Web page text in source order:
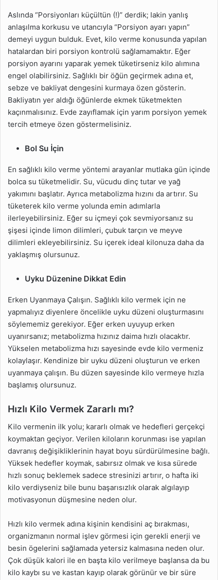
Aslında “Porsiyonları küçültün (!)” derdik; lakin yanlış
anlaşılma korkusu ve utancıyla “Porsiyon ayarı yapın”
demeyi uygun bulduk. Evet, kilo verme konusunda yapılan
hatalardan biri porsiyon kontrolü sağlamamaktır. Eğer
porsiyon ayarını yaparak yemek tüketirseniz kilo alımına
engel olabilirsiniz. Sağlıklı bir öğün geçirmek adına et,
sebze ve bakliyat dengesini kurmaya özen gösterin.
Bakliyatın yer aldığı öğünlerde ekmek tüketmekten
kaçınmalısınız. Evde zayıflamak için yarım porsiyon yemek
tercih etmeye özen göstermelisiniz.
Bol Su İçin
En sağlıklı kilo verme yöntemi arayanlar mutlaka gün içinde
bolca su tüketmelidir. Su, vücudu dinç tutar ve yağ
yakımını başlatır. Ayrıca metabolizma hızını da artırır. Su
tüketerek kilo verme yolunda emin adımlarla
ilerleyebilirsiniz. Eğer su içmeyi çok sevmiyorsanız su
şişesi içinde limon dilimleri, çubuk tarçın ve meyve
dilimleri ekleyebilirsiniz. Su içerek ideal kilonuza daha da
yaklaşmış olursunuz.
Uyku Düzenine Dikkat Edin
Erken Uyanmaya Çalışın. Sağlıklı kilo vermek için ne
yapmalıyız diyenlere öncelikle uyku düzeni oluşturmasını
söylememiz gerekiyor. Eğer erken uyuyup erken
uyanırsanız; metabolizma hızınız daima hızlı olacaktır.
Yükselen metabolizma hızı sayesinde evde kilo vermeniz
kolaylaşır. Kendinize bir uyku düzeni oluşturun ve erken
uyanmaya çalışın. Bu düzen sayesinde kilo vermeye hızla
başlamış olursunuz.
Hızlı Kilo Vermek Zararlı mı?
Kilo vermenin ilk yolu; kararlı olmak ve hedefleri gerçekçi
koymaktan geçiyor. Verilen kiloların korunması ise yapılan
davranış değişikliklerinin hayat boyu sürdürülmesine bağlı.
Yüksek hedefler koymak, sabırsız olmak ve kısa sürede
hızlı sonuç beklemek sadece stresinizi artırır, o hafta iki
kilo verdiyseniz bile bunu başarısızlık olarak algılayıp
motivasyonun düşmesine neden olur.
Hızlı kilo vermek adına kişinin kendisini aç bırakması,
organizmanın normal işlev görmesi için gerekli enerji ve
besin ögelerini sağlamada yetersiz kalmasına neden olur.
Çok düşük kalori ile en başta kilo verilmeye başlansa da bu
kilo kaybı su ve kastan kayıp olarak görünür ve bir süre